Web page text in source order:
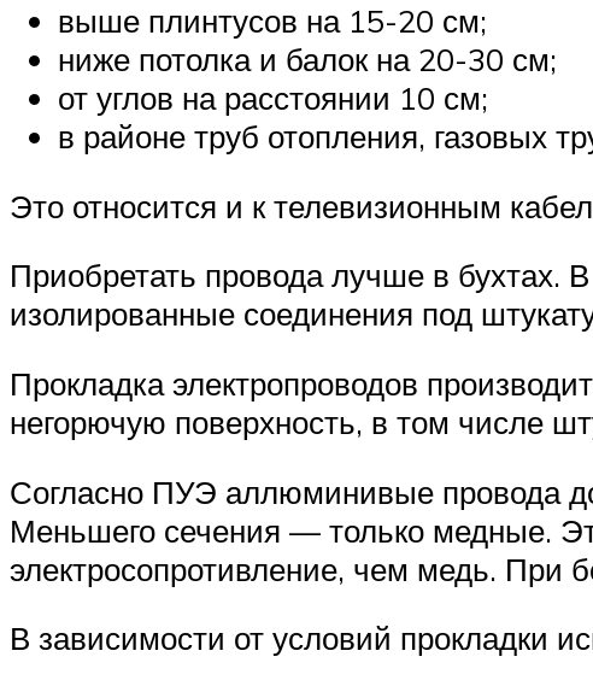
выше плинтусов на 15-20 см;
ниже потолка и балок на 20-30 см;
от углов на расстоянии 10 см;
в районе труб отопления, газовых
Это относится и к телевизионным
Приобретать провода лучше в
изолированные соединения под
Прокладка электропроводов
негорючую поверхность, в том числе
Согласно ПУЭ аллюминивые провода
Меньшего сечения — только медные.
электросопротивление, чем медь. При
В зависимости от условий прокладки